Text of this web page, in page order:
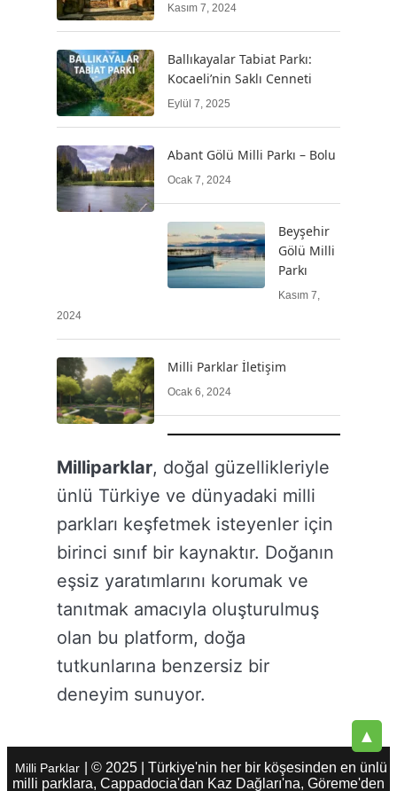
Kasım 7, 2024
Ballıkayalar Tabiat Parkı:
Kocaeli’nin Saklı Cenneti
Eylül 7, 2025
Abant Gölü Milli Parkı – Bolu
Ocak 7, 2024
Beyşehir
Gölü Milli
Parkı
Kasım 7,
2024
Milli Parklar İletişim
Ocak 6, 2024
Milliparklar, doğal güzellikleriyle
ünlü Türkiye ve dünyadaki milli
parkları keşfetmek isteyenler için
birinci sınıf bir kaynaktır. Doğanın
eşsiz yaratımlarını korumak ve
tanıtmak amacıyla oluşturulmuş
olan bu platform, doğa
tutkunlarına benzersiz bir
deneyim sunuyor.
▲
Milli Parklar | © 2025 | Türkiye'nin her bir köşesinden en ünlü
milli parklara, Cappadocia'dan Kaz Dağları'na, Göreme'den